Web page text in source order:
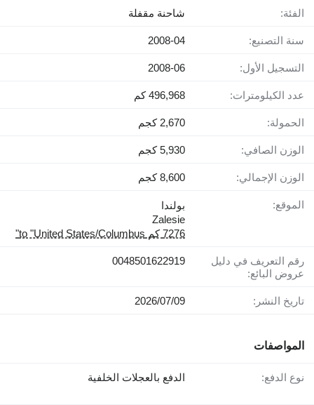
الفئة: شاحنة مقفلة
سنة التصنيع: 2008-04
التسجيل الأول: 2008-06
عدد الكيلومترات: 496,968 كم
الحمولة: 2,670 كجم
الوزن الصافي: 5,930 كجم
الوزن الإجمالي: 8,600 كجم
الموقع:
بولندا
Zalesie
7276 كم to "United States/Columbus"
رقم التعريف في دليل
عروض البائع:
0048501622919
تاريخ النشر: 09‏/07‏/2026
المواصفات
نوع الدفع: الدفع بالعجلات الخلفية